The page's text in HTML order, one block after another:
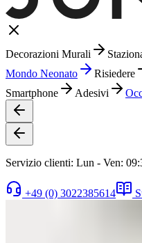
Decorazioni Murali
Mondo Neonato
Risiedere
Smartphone
Adesivi
Servizio clienti: Lun - Ven:
+49 (0) 3022385614